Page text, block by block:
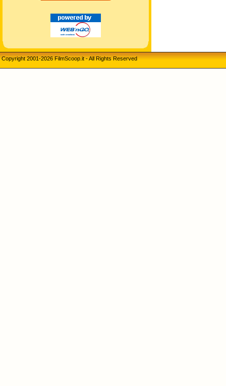
Copyright 2001-2026 FilmScoop.it - All Rights Reserved